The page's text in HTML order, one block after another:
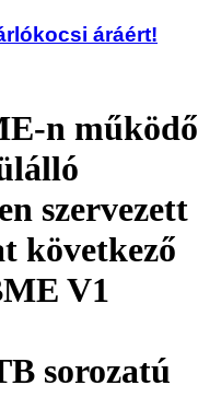
áráért!
n működő
szervezett
következő
V1
sorozatú